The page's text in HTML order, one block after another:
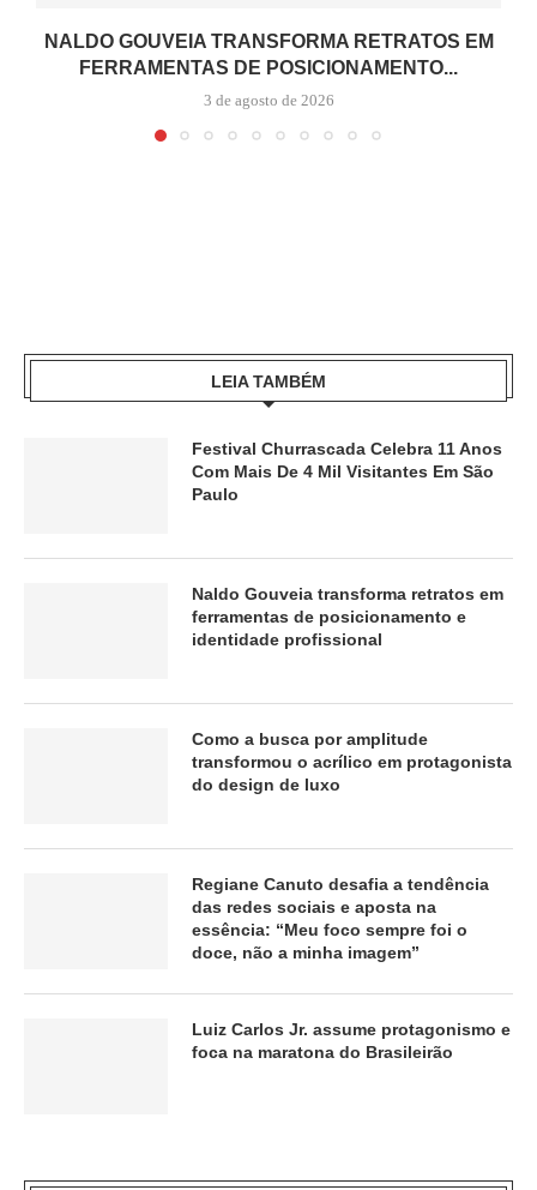
NALDO GOUVEIA TRANSFORMA RETRATOS EM
FERRAMENTAS DE POSICIONAMENTO...
3 de agosto de 2026
LEIA TAMBÉM
Festival Churrascada Celebra 11 Anos
Com Mais De 4 Mil Visitantes Em São
Paulo
Naldo Gouveia transforma retratos em
ferramentas de posicionamento e
identidade profissional
Como a busca por amplitude
transformou o acrílico em protagonista
do design de luxo
Regiane Canuto desafia a tendência
das redes sociais e aposta na
essência: “Meu foco sempre foi o
doce, não a minha imagem”
Luiz Carlos Jr. assume protagonismo e
foca na maratona do Brasileirão